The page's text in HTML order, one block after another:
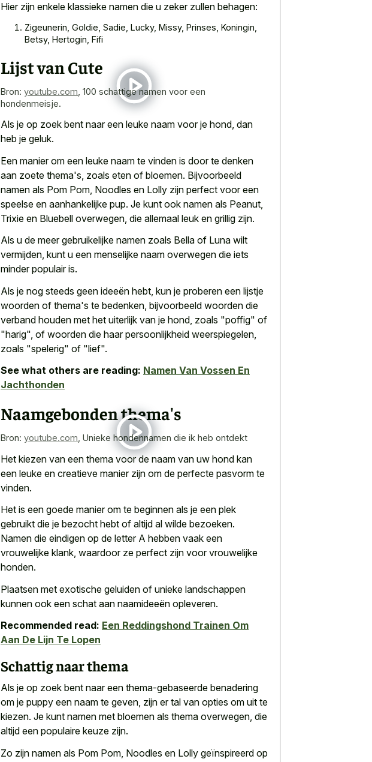
Hier zijn enkele klassieke namen die u zeker zullen behagen:
Zigeunerin, Goldie, Sadie, Lucky, Missy, Prinses, Koningin,
Betsy, Hertogin, Fifi
Lijst van Cute
Bron: youtube.com 100 schattige namen voor een
hondenmeisje.
Als je op zoek bent naar een leuke naam voor je hond, dan
heb je geluk.
Een manier om een leuke naam te vinden is door te denken
aan zoete thema's, zoals eten of bloemen. Bijvoorbeeld
namen als Pom Pom, Noodles en Lolly zijn perfect voor een
speelse en aanhankelijke pup. Je kunt ook namen als Peanut,
Trixie en Bluebell overwegen, die allemaal leuk en grillig zijn.
Als u de meer gebruikelijke namen zoals Bella of Luna wilt
vermijden, kunt u een menselijke naam overwegen die iets
minder populairis.
Als je nog steeds geen ideeën hebt, kun je proberen een lijstje
woorden of thema's te bedenken, bijvoorbeeld woorden die
verband houden met het uiterlijk van je hond, zoals "poffig" of
"harig", of woorden die haar persoonlijkheid weerspiegelen,
zoals "spelerig" of "lief".
See what others are reading: Namen Van Vossen En
Jachthonden
Naamgebonden thema's
Bron: youtube.com Unieke hondennamen die ik heb ontdekt
Het kiezen van een thema voor de naam van uw hond kan
een leuke en creatieve manier zijn om de perfecte pasvorm te
vinden.
Het is een goede manier om te beginnen als je een plek
gebruikt die je bezocht hebt of altijd al wilde bezoeken.
Namen die eindigen op de letter A hebben vaak een
vrouwelijke klank, waardoor ze perfect zijn voor vrouwelijke
honden.
Plaatsen met exotische geluiden of unieke landschappen
kunnen ook een schat aan naamideeën opleveren.
Recommended read: Een Reddingshond Trainen Om
Aan De Lijn Te Lopen
Schattig naar thema
Als je op zoek bent naar een thema-gebaseerde benadering
om je puppy een naam te geven, zijn er tal van opties om uit te
kiezen. Je kunt namen met bloemen als thema overwegen, die
altijd een populaire keuze zijn.
Zo zijn namen als Pom Pom, Noodles en Lolly geïnspireerd op